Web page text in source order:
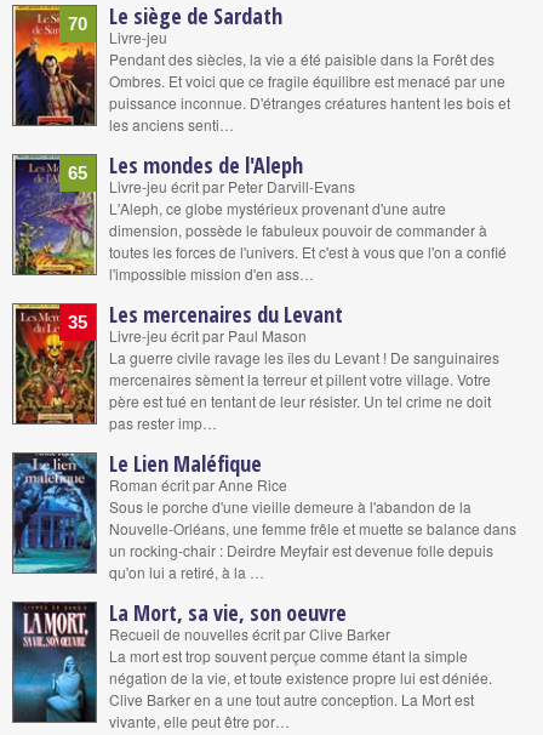
70 Le siège de Sardath
Livre-jeu
Pendant des siècles, la vie a été paisible dans la Forêt des
Ombres. Et voici que ce fragile équilibre est menacé par une
puissance inconnue. D'étranges créatures hantent les bois et
les anciens senti…
65 Les mondes de l'Aleph
Livre-jeu écrit par Peter Darvill-Evans
L'Aleph, ce globe mystérieux provenant d'une autre
dimension, possède le fabuleux pouvoir de commander à
toutes les forces de l'univers. Et c'est à vous que l'on a confié
l'impossible mission d'en ass…
35 Les mercenaires du Levant
Livre-jeu écrit par Paul Mason
La guerre civile ravage les îles du Levant ! De sanguinaires
mercenaires sèment la terreur et pillent votre village. Votre
père est tué en tentant de leur résister. Un tel crime ne doit
pas rester imp…
Le Lien Maléfique
Roman écrit par Anne Rice
Sous le porche d'une vieille demeure à l'abandon de la
Nouvelle-Orléans, une femme frêle et muette se balance dans
un rocking-chair : Deirdre Meyfair est devenue folle depuis
qu'on lui a retiré, à la …
La Mort, sa vie, son oeuvre
Recueil de nouvelles écrit par Clive Barker
La mort est trop souvent perçue comme étant la simple
négation de la vie, et toute existence propre lui est déniée.
Clive Barker en a une tout autre conception. La Mort est
vivante, elle peut être por…